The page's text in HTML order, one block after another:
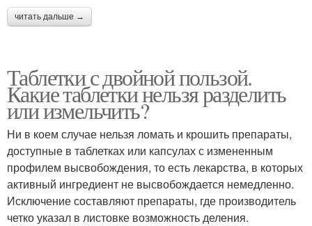
читать дальше →
Таблетки с двойной пользой.
Какие таблетки нельзя разделить
или измельчить?
Ни в коем случае нельзя ломать и крошить препараты,
доступные в таблетках или капсулах с измененным
профилем высвобождения, то есть лекарства, в которых
активный ингредиент не высвобождается немедленно.
Исключение составляют препараты, где производитель
четко указал в листовке возможность деления.